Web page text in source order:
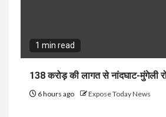
1 min read
138 करोड़ की लागत से नांदघाट-मुंगेली
6 hours ago Expose Today News